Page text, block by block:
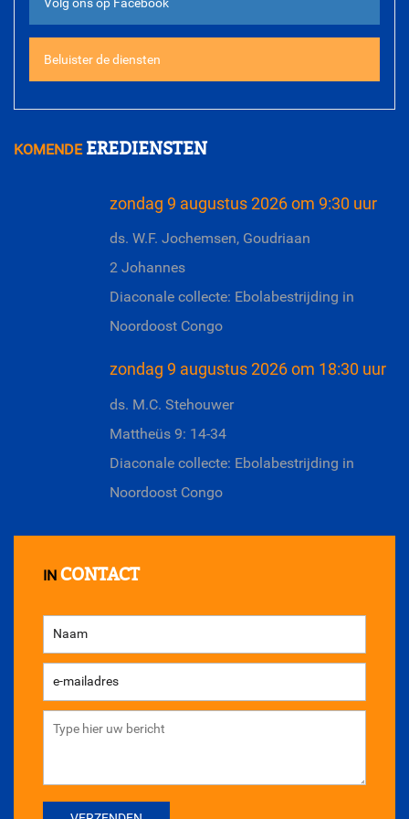
Beluister de diensten
KOMENDEEREDIENSTEN
zondag 9 augustus 2026 om 9:30 uur
ds. W.F. Jochemsen, Goudriaan
2 Johannes
Diaconale collecte: Ebolabestrijding in
Noordoost Congo
zondag 9 augustus 2026 om 18:30 uur
ds. M.C. Stehouwer
Mattheüs 9: 14-34
Diaconale collecte: Ebolabestrijding in
Noordoost Congo
IN CONTACT